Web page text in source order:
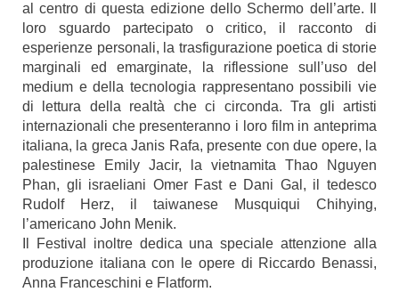
al centro di questa edizione dello Schermo dell’arte. Il
loro sguardo partecipato o critico, il racconto di
esperienze personali, la trasfigurazione poetica di storie
marginali ed emarginate, la riflessione sull’uso del
medium e della tecnologia rappresentano possibili vie
di lettura della realtà che ci circonda. Tra gli artisti
internazionali che presenteranno i loro film in anteprima
italiana, la greca Janis Rafa, presente con due opere, la
palestinese Emily Jacir, la vietnamita Thao Nguyen
Phan, gli israeliani Omer Fast e Dani Gal, il tedesco
Rudolf Herz, il taiwanese Musquiqui Chihying,
l’americano John Menik.
Il Festival inoltre dedica una speciale attenzione alla
produzione italiana con le opere di Riccardo Benassi,
Anna Franceschini e Flatform.